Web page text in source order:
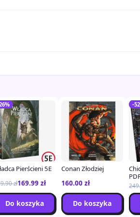
Pierścieni 5E
zł169.99zł
Do koszyka
Conan Złodziej
160.00zł
Do koszyka
-